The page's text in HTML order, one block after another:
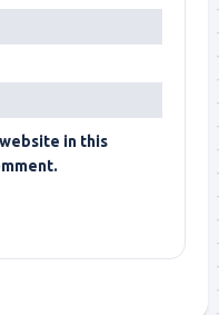
in this